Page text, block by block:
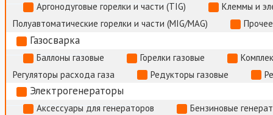
Аргонодуговые горелки и части (TIG)
Клеммы и
Полуавтоматические горелки и части (MIG/MAG)
Газосварка
Баллоны газовые Горелки газовые
Регуляторы расхода газа
Редукторы газовые
Электрогенераторы
Аксессуары для генераторов Бензиновые